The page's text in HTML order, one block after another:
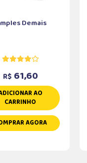
Demais
R$ 61,60
AO
CARRINHO
AGORA